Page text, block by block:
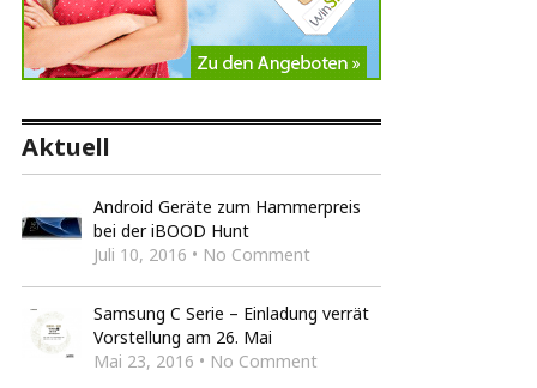
Aktuell
Android Geräte zum Hammerpreis
bei der iBOOD Hunt
Juli 10, 2016 • No Comment
Samsung C Serie – Einladung verrät
Vorstellung am 26. Mai
Mai 23, 2016 • No Comment